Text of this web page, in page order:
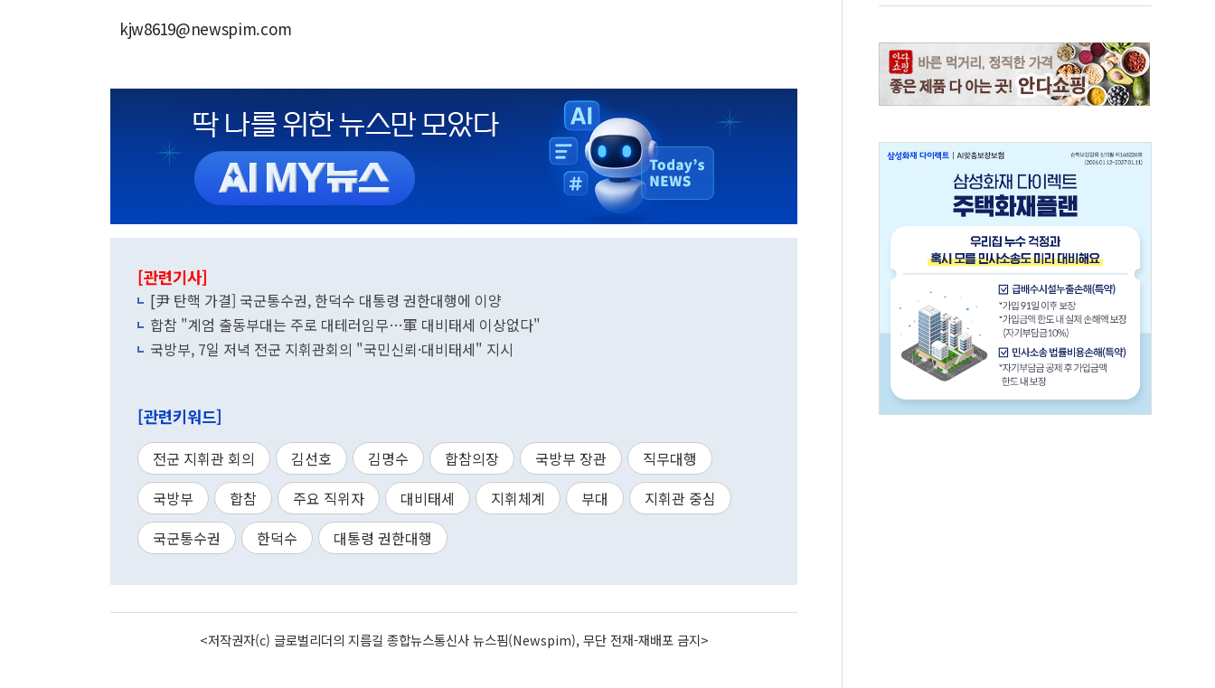
kjw8619@newspim.com
[관련기사]
[尹 탄핵 가결] 국군통수권, 한덕수 대통령 권한대행에 이양
합참 "계엄 출동부대는 주로 대테러임무…軍 대비태세 이상없다"
국방부, 7일 저녁 전군 지휘관회의 "국민신뢰·대비태세" 지시
[관련키워드]
전군 지휘관 회의 김선호 김명수 합참의장 국방부 장관
직무대행
국방부
합참 주요 직위자 대비태세 지휘체계 부대
지휘관 중심
국군통수권
한덕수 대통령 권한대행
<저작권자(c) 글로벌리더의 지름길 종합뉴스통신사 뉴스핌(Newspim), 무단 전재-재배포 금지>